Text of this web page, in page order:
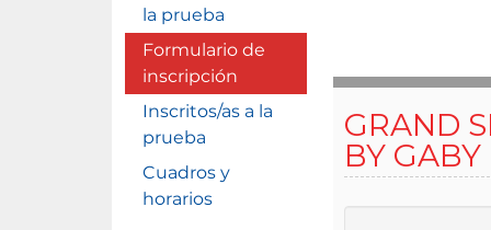
la prueba
Formulario de
inscripción
Inscritos/as a la
prueba
Cuadros y
horarios